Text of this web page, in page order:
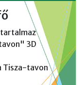
3D
Tisza-tavon